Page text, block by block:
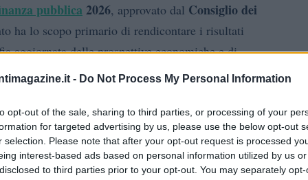
- Do Not Process My Personal Information
opt-out of the sale, sharing to third parties, or processing of your
for targeted advertising by us, please use the below opt-out
selection. Please note that after your opt-out request is processed
interest-based ads based on personal information utilized by us
to third parties prior to your opt-out. You may separately
pubblica 2026, approvato dal Consiglio dei
ha lo scopo primario di rendicontare i risultati
aggiornata delle prospettive economiche e di
da tensioni geopolitiche che impattano sui prezzi
riporta sia il rispetto degli impegni assunti nel
esterni.
sulla verifica dell’attuazione delPiano strutturale
29e sulle misure realizzate nel 2026, con